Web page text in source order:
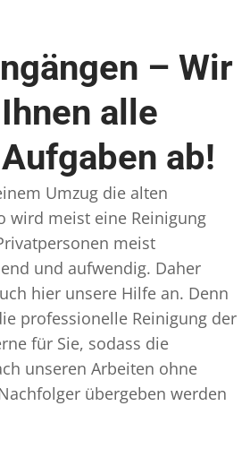
– Wir
alle
ab!
Umzug die alten
wird meist eine Reinigung
meist
und aufwendig. Daher
hier unsere Hilfe an. Denn
professionelle Reinigung der
für Sie, sodass die
unseren Arbeiten ohne
übergeben werden